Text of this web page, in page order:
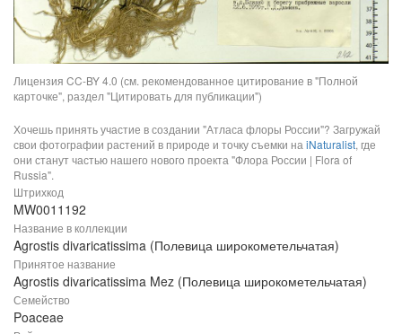
Лицензия CC-BY 4.0 (см. рекомендованное цитирование в "Полной
карточке", раздел "Цитировать для публикации")
Хочешь принять участие в создании "Атласа флоры России"? Загружай
свои фотографии растений в природе и точку съемки на iNaturalist, где
они станут частью нашего нового проекта "Флора России | Flora of
Russia".
Штрихкод
MW0011192
Название в коллекции
Agrostis divaricatissima (Полевица широкометельчатая)
Принятое название
Agrostis divaricatissima Mez (Полевица широкометельчатая)
Семейство
Poaceae